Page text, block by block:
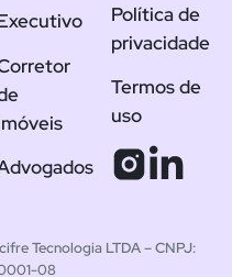
Política de
privacidade
Termos de
uso
Tecnologia LTDA – CNPJ:
08